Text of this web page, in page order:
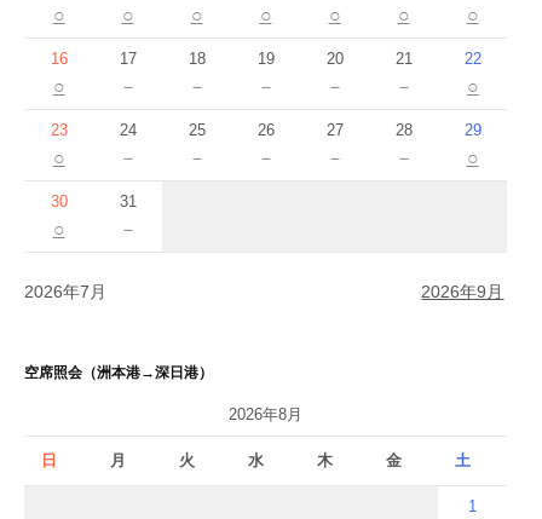
○ ○ ○ ○ ○ ○ ○
16
○
17
－
18
－
19
－
20
－
21
－
22
○
23
○
24
－
25
－
26
－
27
－
28
－
29
○
30
○
31
－
2026年7月 2026年9月
空席照会（洲本港→深日港）
2026年8月
日 月 火 水 木 金 土
1